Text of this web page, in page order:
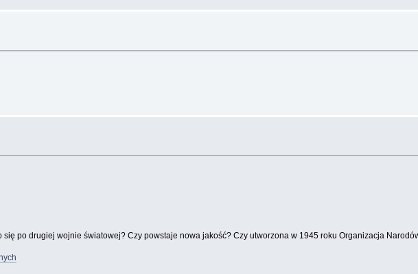
po drugiej wojnie światowej? Czy powstaje nowa jakość? Czy utworzona w 1945 roku Organizacja